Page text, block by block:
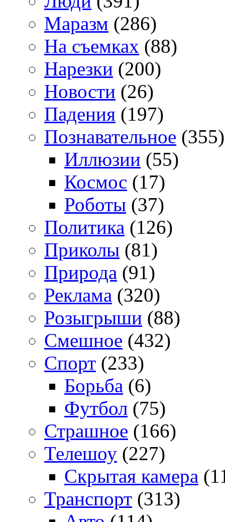
Маразм (286)
На съемках (88)
Нарезки (200)
Новости (26)
Падения (197)
Познавательное (355)
Иллюзии (55)
Космос (17)
Роботы (37)
Политика (126)
Приколы (81)
Природа (91)
Реклама (320)
Розыгрыши (88)
Смешное (432)
Спорт (233)
Борьба (6)
Футбол (75)
Страшное (166)
Телешоу (227)
Скрытая камера
Транспорт (313)